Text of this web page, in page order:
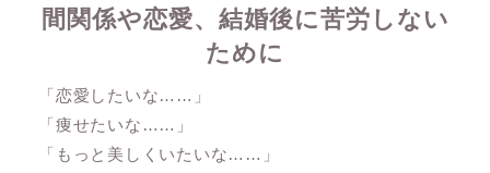
間関係や恋愛、結婚後に苦労しない
ために
「恋愛したいな……」
「痩せたいな……」
「もっと美しくいたいな……」